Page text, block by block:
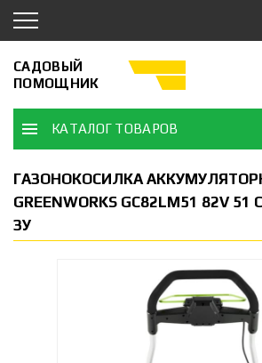
САДОВЫЙ
ПОМОЩНИК
КАТАЛОГ ТОВАРОВ
ГАЗОНОКОСИЛКА
GREENWORKS GC82LM51 82V
ЗУ